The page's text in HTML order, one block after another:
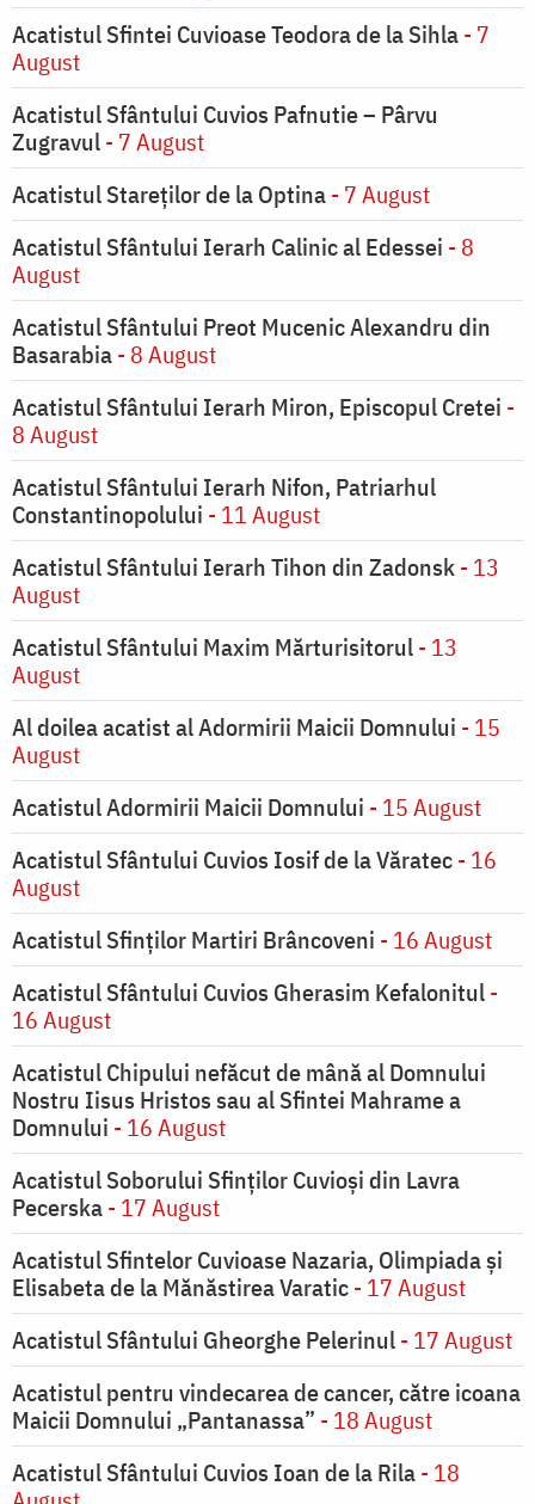
Acatistul Sfintei Cuvioase Teodora de la Sihla- 7
August
Acatistul Sfântului Cuvios Pafnutie – Pârvu
Zugravul- 7 August
Acatistul Stareţilor de la Optina- 7 August
Acatistul Sfântului Ierarh Calinic al Edessei - 8
August
Acatistul Sfântului Preot Mucenic Alexandru din
Basarabia- 8 August
Acatistul Sfântului Ierarh Miron, Episcopul Cretei -
8 August
Acatistul Sfântului Ierarh Nifon, Patriarhul
Constantinopolului - 11 August
Acatistul Sfântului Ierarh Tihon din Zadonsk- 13
August
Acatistul Sfântului Maxim Mărturisitorul- 13
August
Al doilea acatist al Adormirii Maicii Domnului - 15
August
Acatistul Adormirii Maicii Domnului - 15 August
Acatistul Sfântului Cuvios Iosif de la Văratec- 16
August
Acatistul Sfinților Martiri Brâncoveni - 16 August
Acatistul Sfântului Cuvios Gherasim Kefalonitul-
16 August
Acatistul Chipului nefăcut de mână al Domnului
Nostru Iisus Hristos sau al Sfintei Mahrame a
Domnului - 16 August
Acatistul Soborului Sfinților Cuvioși din Lavra
Pecerska- 17 August
Acatistul Sfintelor Cuvioase Nazaria, Olimpiada și
Elisabeta de la Mănăstirea Varatic- 17 August
Acatistul Sfântului Gheorghe Pelerinul- 17 August
Acatistul pentru vindecarea de cancer, către icoana
Maicii Domnului „Pantanassa” - 18 August
Acatistul Sfântului Cuvios Ioan de la Rila- 18